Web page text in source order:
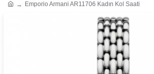
Emporio Armani AR11706 Kadın Kol Saati